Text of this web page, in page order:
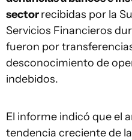
sectorrecibidas por la
Servicios Financieros
fueron por
desconocimiento de
indebidos.
El informe indicó que el
tendencia creciente de